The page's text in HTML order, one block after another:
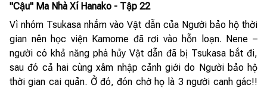
"Cậu" Ma Nhà Xí Hanako - Tập 22
Vì nhóm Tsukasa nhắm vào Vật dẫn của Người bảo hộ thời
gian nên học viện Kamome đã rơi vào hỗn loạn. Nene –
người có khả năng phá hủy Vật dẫn đã bị Tsukasa bắt đi,
sau đó cả hai cùng xâm nhập cảnh giới do Người bảo hộ
thời gian cai quản. Ở đó, đón chờ họ là 3 người canh gác!!